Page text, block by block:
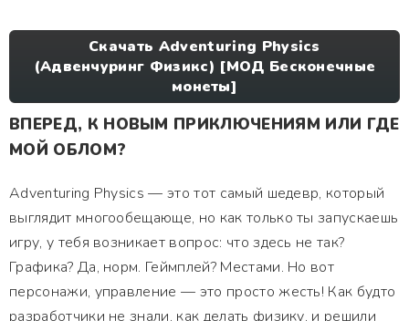
Скачать Adventuring Physics
(Адвенчуринг Физикс) [МОД Бесконечные
монеты]
ВПЕРЕД, К НОВЫМ ПРИКЛЮЧЕНИЯМ ИЛИ ГДЕ
МОЙ ОБЛОМ?
Adventuring Physics — это тот самый шедевр, который
выглядит многообещающе, но как только ты запускаешь
игру, у тебя возникает вопрос: что здесь не так?
Графика? Да, норм. Геймплей? Местами. Но вот
персонажи, управление — это просто жесть! Как будто
разработчики не знали, как делать физику, и решили